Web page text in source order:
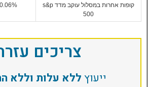
קופות אחרות במסלול עוקב מדד s&p
500
0.06%
צריכים
ייעוץללא עלות וללא